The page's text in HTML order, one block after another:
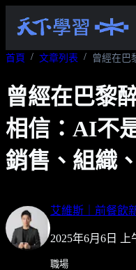
首頁 文章列表
曾經在巴黎
相信：AI不
銷售、組織
艾維斯｜前餐飲
2025年6月6日 上
職場